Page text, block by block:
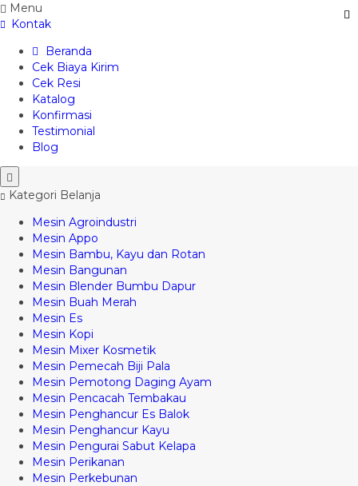
Menu
Kontak
Beranda
Cek Biaya Kirim
Cek Resi
Katalog
Konfirmasi
Testimonial
Blog
Kategori Belanja
Mesin Agroindustri
Mesin Appo
Mesin Bambu, Kayu dan Rotan
Mesin Bangunan
Mesin Blender Bumbu Dapur
Mesin Buah Merah
Mesin Es
Mesin Kopi
Mesin Mixer Kosmetik
Mesin Pemecah Biji Pala
Mesin Pemotong Daging Ayam
Mesin Pencacah Tembakau
Mesin Penghancur Es Balok
Mesin Penghancur Kayu
Mesin Pengurai Sabut Kelapa
Mesin Perikanan
Mesin Perkebunan